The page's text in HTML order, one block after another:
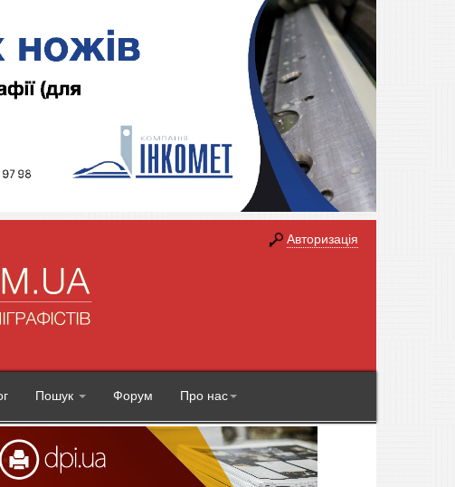
Авторизація
Пошук Форум Про нас